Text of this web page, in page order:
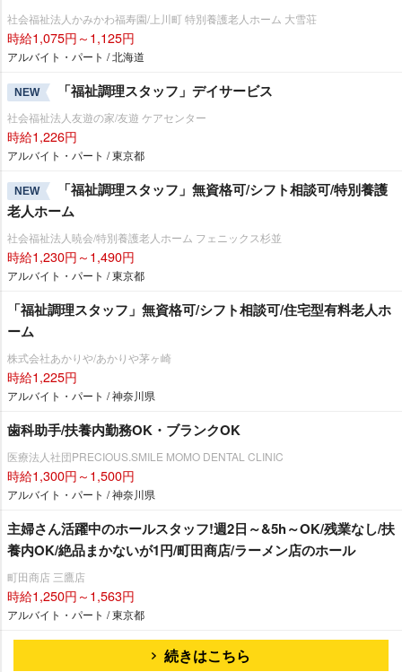
社会福祉法人かみかわ福寿園/上川町 特別養護老人ホーム 大雪荘
時給1,075円～1,125円
アルバイト・パート / 北海道
NEW 「福祉調理スタッフ」デイサービス
社会福祉法人友遊の家/友遊 ケアセンター
時給1,226円
アルバイト・パート / 東京都
NEW
「福祉調理スタッフ」無資格可/シフト相談可/特別養護
老人ホーム
社会福祉法人暁会/特別養護老人ホーム フェニックス杉並
時給1,230円～1,490円
アルバイト・パート / 東京都
「福祉調理スタッフ」無資格可/シフト相談可/住宅型有料老人ホ
ーム
株式会社あかりや/あかりや茅ヶ崎
時給1,225円
アルバイト・パート / 神奈川県
歯科助手/扶養内勤務OK・ブランクOK
医療法人社団PRECIOUS.SMILE MOMO DENTAL CLINIC
時給1,300円～1,500円
アルバイト・パート / 神奈川県
主婦さん活躍中のホールスタッフ!週2日～&5h～OK/残業なし/扶
養内OK/絶品まかないが1円/町田商店/ラーメン店のホール
町田商店 三鷹店
時給1,250円～1,563円
アルバイト・パート / 東京都
続きはこちら